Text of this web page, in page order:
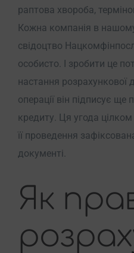
раптова хвороба,
Кожна компанія в
свідоцтво
особисто. І зробити це
настання розрахункової
операції він підписує
кредиту. Ця угода
її проведення
документі.
Як